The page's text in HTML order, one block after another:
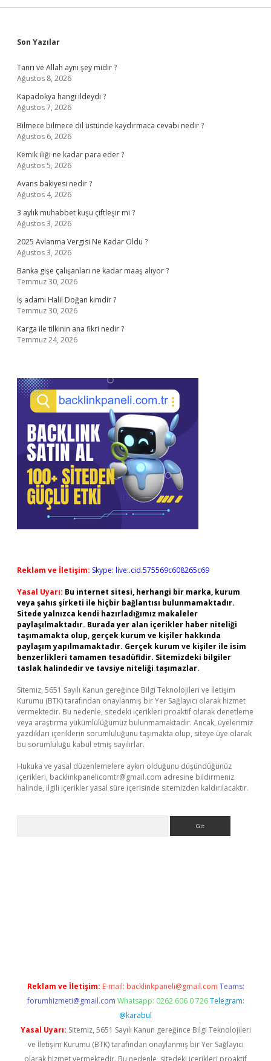
Sidebar
Son Yazılar
Tanrı ve Allah aynı şey midir ?
Ağustos 8, 2026
Kapadokya hangi ildeydi ?
Ağustos 7, 2026
Bilmece bilmece dil üstünde kaydırmaca cevabı nedir ?
Ağustos 6, 2026
Kemik iliği ne kadar para eder ?
Ağustos 5, 2026
Avans bakiyesi nedir ?
Ağustos 4, 2026
3 aylık muhabbet kuşu çiftleşir mi ?
Ağustos 3, 2026
2025 Avlanma Vergisi Ne Kadar Oldu ?
Ağustos 3, 2026
Banka gişe çalışanları ne kadar maaş alıyor ?
Temmuz 30, 2026
İş adamı Halil Doğan kimdir ?
Temmuz 30, 2026
Karga ile tilkinin ana fikri nedir ?
Temmuz 24, 2026
Reklam ve İletişim: Skype: live:.cid.575569c608265c69
Yasal Uyarı: Bu internet sitesi, herhangi bir marka, kurum
veya şahıs şirketi ile hiçbir bağlantısı bulunmamaktadır.
Sitede yalnızca kendi hazırladığımız makaleler
paylaşılmaktadır. Burada yer alan içerikler haber niteliği
taşımamakta olup, gerçek kurum ve kişiler hakkında
paylaşım yapılmamaktadır. Gerçek kurum ve kişiler ile isim
benzerlikleri tamamen tesadüfidir. Sitemizdeki bilgiler
taslak halindedir ve tavsiye niteliği taşımazlar.
Sitemiz, 5651 Sayılı Kanun gereğince Bilgi Teknolojileri ve İletişim
Kurumu (BTK) tarafından onaylanmış bir Yer Sağlayıcı olarak hizmet
vermektedir. Bu nedenle, sitedeki içerikleri proaktif olarak denetleme
veya araştırma yükümlülüğümüz bulunmamaktadır. Ancak, üyelerimiz
yazdıkları içeriklerin sorumluluğunu taşımakta olup, siteye üye olarak
bu sorumluluğu kabul etmiş sayılırlar.
Hukuka ve yasal düzenlemelere aykırı olduğunu düşündüğünüz
içerikleri, backlinkpanelicomtr@gmail.com adresine bildirmeniz
halinde, ilgili içerikler yasal süre içerisinde sitemizden kaldırılacaktır.
Reklam ve İletişim: E-mail: backlinkpaneli@gmail.com Teams:
forumhizmeti@gmail.com Whatsapp: 0262 606 0 726 Telegram:
@karabul
Yasal Uyarı: Sitemiz, 5651 Sayılı Kanun gereğince Bilgi Teknolojileri
ve İletişim Kurumu (BTK) tarafından onaylanmış bir Yer Sağlayıcı
olarak hizmet vermektedir. Bu nedenle, sitedeki içerikleri proaktif